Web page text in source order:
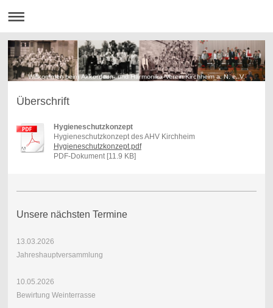
Willkommen beim Akkordeon- und Harmonika-Verein Kirchheim a. N. e. V.
Überschrift
Hygieneschutzkonzept
Hygieneschutzkonzept des AHV Kirchheim
Hygieneschutzkonzept.pdf
PDF-Dokument [11.9 KB]
Unsere nächsten Termine
13.03.2026
Jahreshauptversammlung
10.05.2026
Bewirtung Weinterrasse